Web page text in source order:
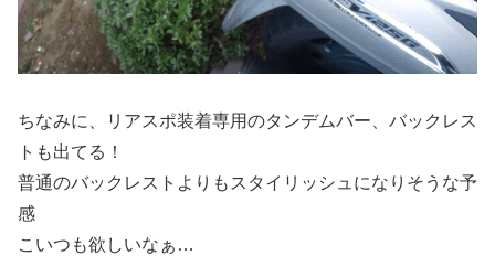
ちなみに、リアスポ装着専用のタンデムバー、バックレス
トも出てる！
普通のバックレストよりもスタイリッシュになりそうな予
感
こいつも欲しいなぁ…